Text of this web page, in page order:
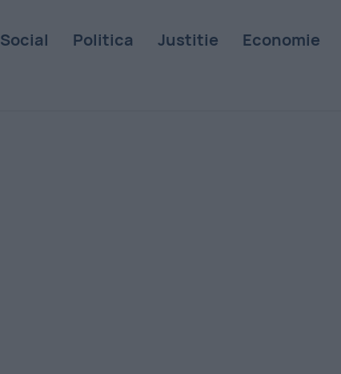
Social Politica Justitie Economie